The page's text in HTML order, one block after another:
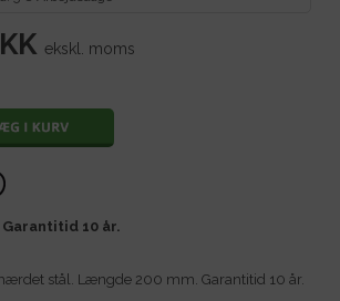
ekskl. moms
10 år.
stål. Længde 200 mm. Garantitid 10 år.